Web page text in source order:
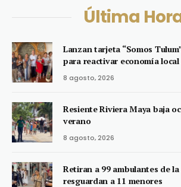
Última
Lanzan tarjeta “Somos
para reactivar economía local
8 agosto, 2026
Resiente Riviera Maya baja
verano
8 agosto, 2026
Retiran a 99 ambulantes de
resguardan a 11 menores